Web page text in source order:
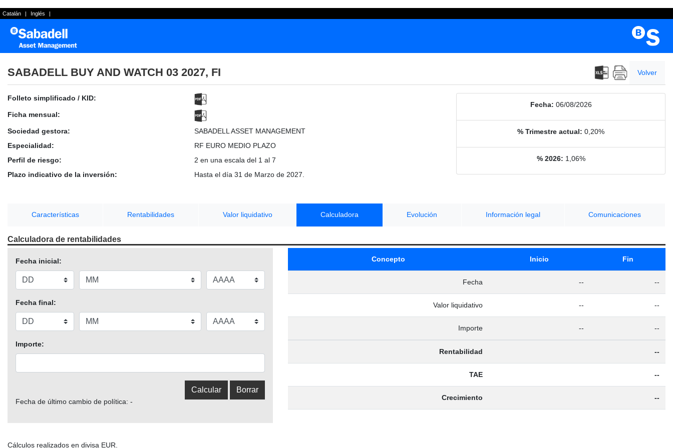
Catalán | Inglés |
SABADELL BUY AND WATCH 03 2027, FI Volver
Folleto simplificado / KID:
Ficha mensual:
Sociedad gestora:
SABADELL ASSET MANAGEMENT
Especialidad:
RF EURO MEDIO PLAZO
Perfil de riesgo:
2 en una escala del 1 al 7
Plazo indicativo de la inversión:
Hasta el día 31 de Marzo de 2027.
Fecha: 06/08/2026
% Trimestre actual: 0,20%
% 2026: 1,06%
Características Rentabilidades Valor liquidativo Calculadora Evolución Información legal Comunicaciones
Calculadora de rentabilidades
Fecha inicial:
Fecha final:
Importe:
Fecha de último cambio de política: -
Concepto Inicio Fin
Fecha -- --
Valor liquidativo -- --
Importe -- --
Rentabilidad --
TAE --
Crecimiento --
Cálculos realizados en divisa EUR.